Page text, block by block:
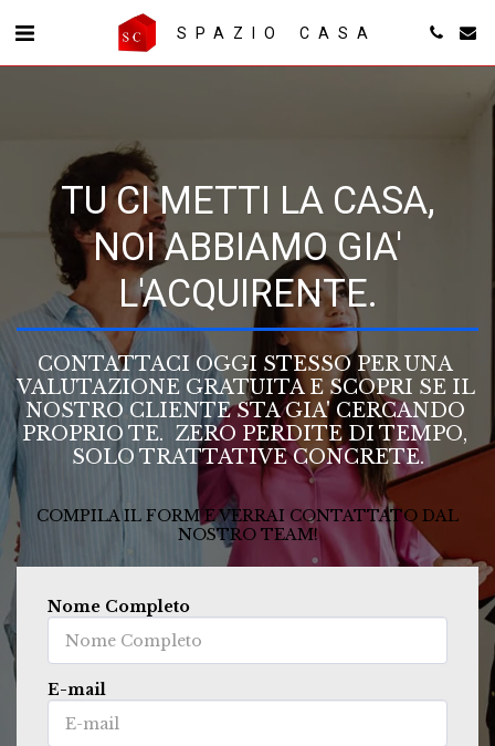
SPAZIO CASA
TU CI METTI LA CASA,
NOI ABBIAMO GIA'
L'ACQUIRENTE.
CONTATTACI OGGI STESSO PER UNA
VALUTAZIONE GRATUITA E SCOPRI SE IL
NOSTRO CLIENTE STA GIA' CERCANDO
PROPRIO TE.  ZERO PERDITE DI TEMPO,
SOLO TRATTATIVE CONCRETE.
COMPILA IL FORM E VERRAI CONTATTATO DAL
NOSTRO TEAM!
Nome Completo
E-mail